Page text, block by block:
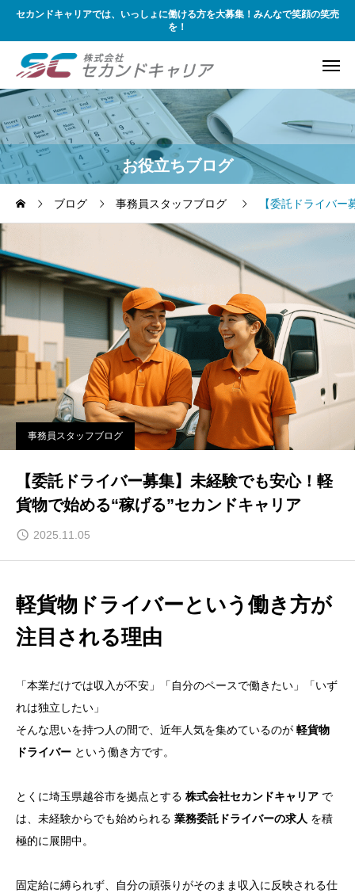
セカンドキャリアでは、いっしょに働ける方を大募集！みんなで笑顔の笑売
を！
お役立ちブログ
ブログ 事務員スタッフブログ 【委託ドライバ
事務員スタッフブログ
【委託ドライバー募集】未経験でも安心！軽
貨物で始める“稼げる”セカンドキャリア
2025.11.05
軽貨物ドライバーという働き方が
注目される理由
「本業だけでは収入が不安」「自分のペースで働きたい」「いず
れは独立したい」
そんな思いを持つ人の間で、近年人気を集めているのが 軽貨物
ドライバー という働き方です。
とくに埼玉県越谷市を拠点とする 株式会社セカンドキャリア で
は、未経験からでも始められる 業務委託ドライバーの求人 を積
極的に展開中。
固定給に縛られず、自分の頑張りがそのまま収入に反映される仕